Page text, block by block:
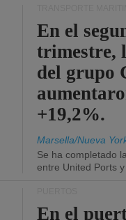
En el
trimestre,
del grupo
+19,2%.
Marsella/Nueva
Se ha completado
entre United Ports
En el